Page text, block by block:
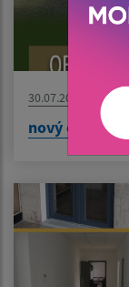
30.07.2026
nový článok